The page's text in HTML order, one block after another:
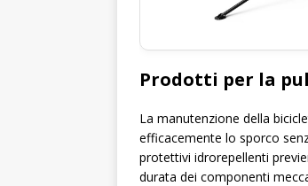
Prodotti per la
La manutenzione della
efficacemente lo sporco
protettivi idrorepellenti
durata dei componenti